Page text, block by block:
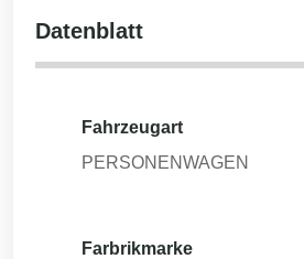
Datenblatt
Fahrzeugart
PERSONENWAGEN
Farbrikmarke